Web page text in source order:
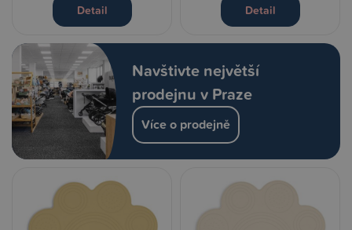
Navštivte největší
prodejnu v Praze
Více o prodejně
Detail Detail